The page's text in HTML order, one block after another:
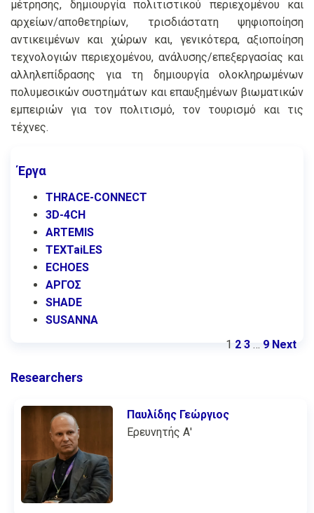
μέτρησης, δημιουργία πολιτιστικού περιεχομένου και
αρχείων/αποθετηρίων, τρισδιάστατη ψηφιοποίηση
αντικειμένων και χώρων και, γενικότερα, αξιοποίηση
τεχνολογιών περιεχομένου, ανάλυσης/επεξεργασίας και
αλληλεπίδρασης για τη δημιουργία ολοκληρωμένων
πολυμεσικών συστημάτων και επαυξημένων βιωματικών
εμπειριών για τον πολιτισμό, τον τουρισμό και τις
τέχνες.
Έργα
THRACE-CONNECT
3D-4CH
ARTEMIS
TEXTaiLES
ECHOES
ΑΡΓΟΣ
SHADE
SUSANNA
1 2 3 … 9 Next
Researchers
Παυλίδης Γεώργιος
Ερευνητής Α'